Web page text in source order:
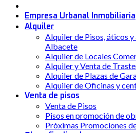
Empresa Urbanal Inmobiliaria
Alquiler
Alquiler de Pisos, áticos
Albacete
Alquiler de Locales
Alquiler y Venta de
Alquiler de Plazas de
Alquiler de Oficinas y
Venta de pisos
Venta de Pisos
Pisos en promoción de
Próximas Promociones